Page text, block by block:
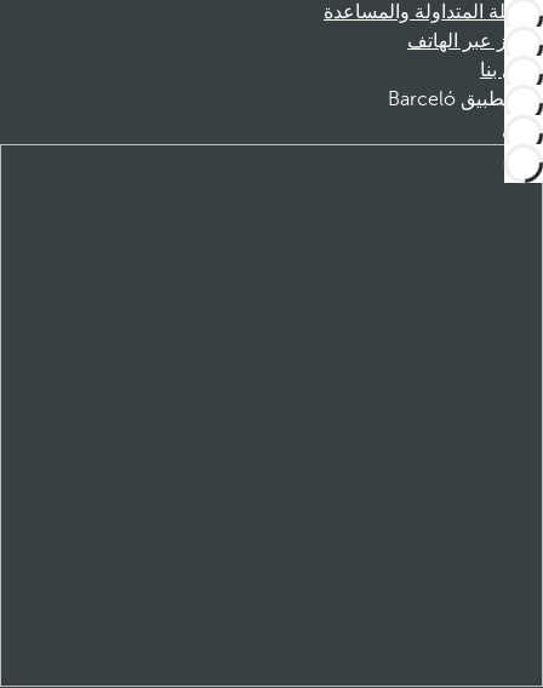
الأسئلة المتداولة والمساعدة
الحجز عبر الهاتف
اتصل بنا
تطبيق Barceló
تنزيل